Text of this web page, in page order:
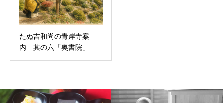
たぬ吉和尚の青岸寺案
内 其の六「奥書院」